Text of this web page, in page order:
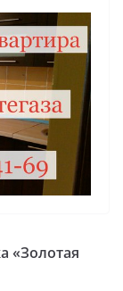
«Золотая